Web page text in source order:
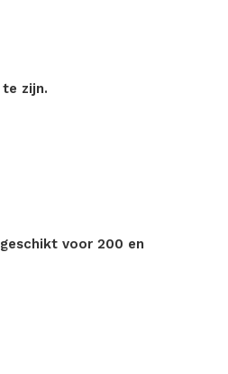
zijn.
voor 200 en